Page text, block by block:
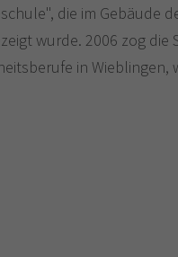
die im Gebäude
wurde. 2006 zog
in